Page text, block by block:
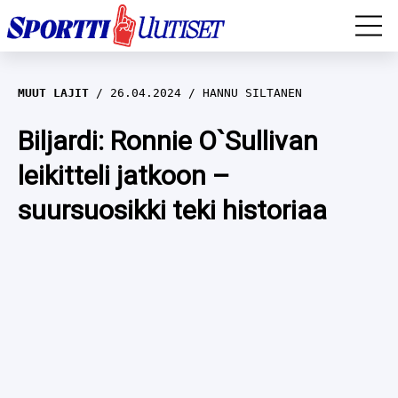
EM-YLEISURHEILU
JÄÄKIEKKO
YLEISURHEILU
WILMA HELTELÄ
TALVILAJIT
MUUT LAJIT 26.04.2024 HANNU SILTANEN
Biljardi: Ronnie O`Sullivan
leikitteli jatkoon –
suursuosikki teki historiaa